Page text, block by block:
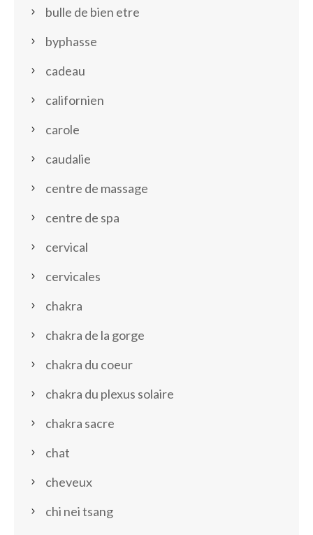
bulle de bien etre
byphasse
cadeau
californien
carole
caudalie
centre de massage
centre de spa
cervical
cervicales
chakra
chakra de la gorge
chakra du coeur
chakra du plexus solaire
chakra sacre
chat
cheveux
chi nei tsang